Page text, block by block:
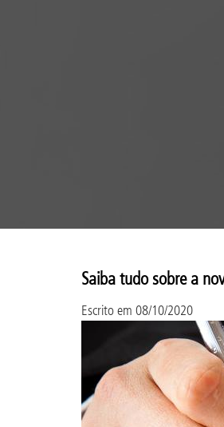
Saiba tudo sobre a
Escrito em 08/10/2020